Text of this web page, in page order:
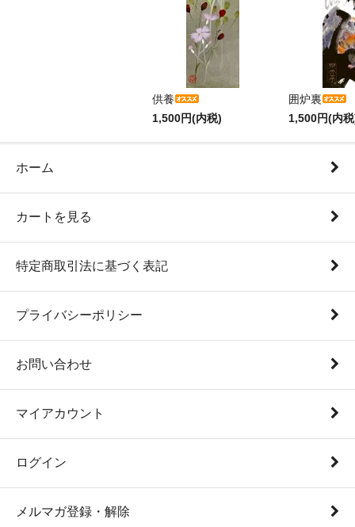
供養
1,500円(内税)
囲炉裏
1,500円(内
ホーム
カートを見る
特定商取引法に基づく表記
プライバシーポリシー
お問い合わせ
マイアカウント
ログイン
メルマガ登録・解除